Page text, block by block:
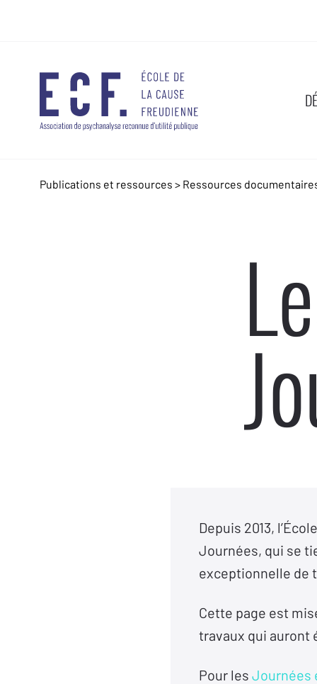
Publications et ressources > Ressources
Depuis 2013,
Journées, qui se
exceptionnelle de
Cette page est
travaux qui auront
Pour les Journées